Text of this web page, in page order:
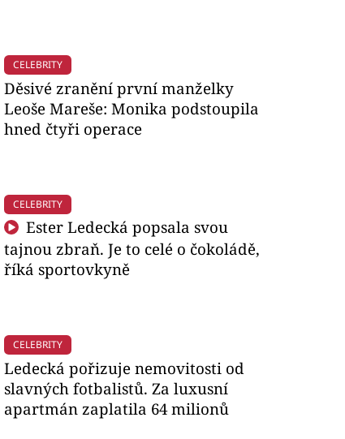
CELEBRITY
Děsivé zranění první manželky
Leoše Mareše: Monika podstoupila
hned čtyři operace
CELEBRITY
Ester Ledecká popsala svou
tajnou zbraň. Je to celé o čokoládě,
říká sportovkyně
CELEBRITY
Ledecká pořizuje nemovitosti od
slavných fotbalistů. Za luxusní
apartmán zaplatila 64 milionů